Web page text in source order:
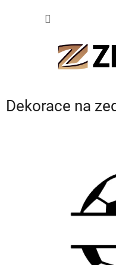
Dekorace na